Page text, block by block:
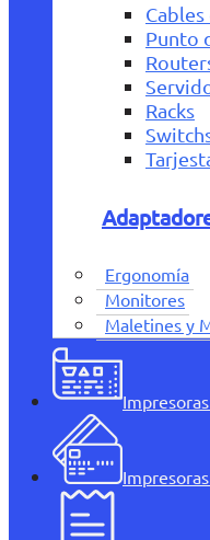
Punto
Racks
Ergonomía
Monitores
Maletines y